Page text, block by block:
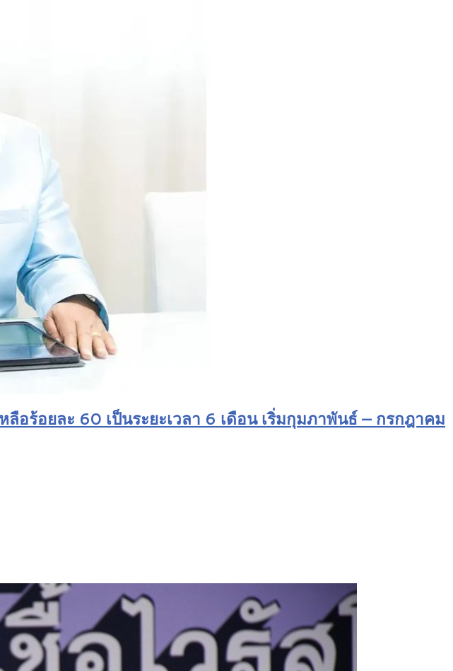
ร้อยละ 60 เป็นระยะเวลา 6 เดือน เริ่มกุมภาพันธ์ – กรกฎาคม